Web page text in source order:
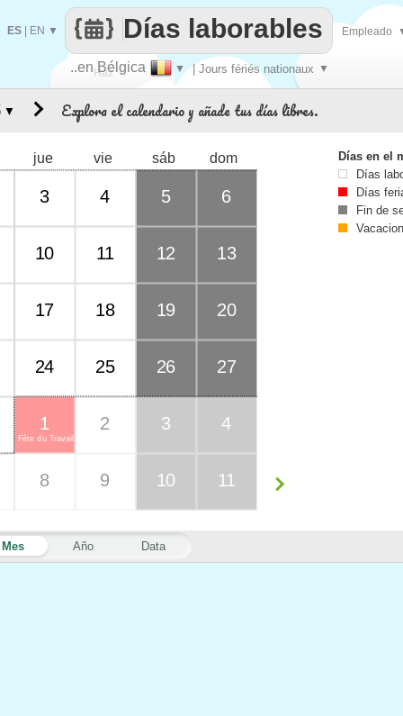
Haz
..en Bélgica ▼ | Jours fériés nationaux ▼
Días laborables
ES EN ▼ Empleado
Explora el calendario y añade tus días libres.
Mes Año Data
jue vie sáb dom
3 4 5 6
10 11 12 13
17 18 19 20
24 25 26 27
Fête du Travail
1 2 3 4
8 9 10 11
▼
Días en el
Días
Días
Fin de